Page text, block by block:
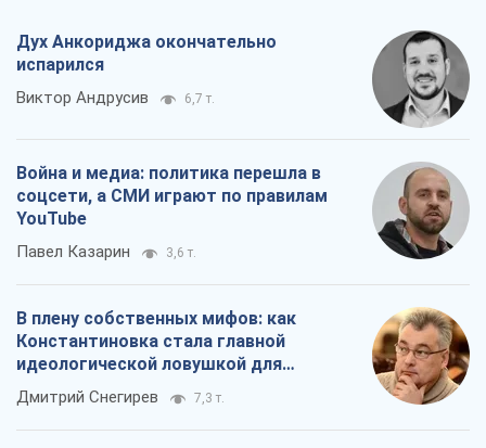
Дух Анкориджа окончательно
испарился
Виктор Андрусив 6,7 т.
Война и медиа: политика перешла в
соцсети, а СМИ играют по правилам
YouTube
Павел Казарин 3,6 т.
В плену собственных мифов: как
Константиновка стала главной
идеологической ловушкой для
российских оккупантов
Дмитрий Снегирев 7,3 т.